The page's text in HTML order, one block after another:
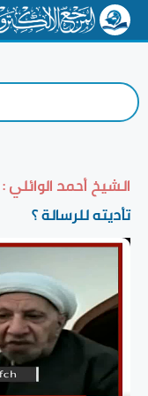
الشيخ أحمد الوائلي :
تأديته للرسالة ؟